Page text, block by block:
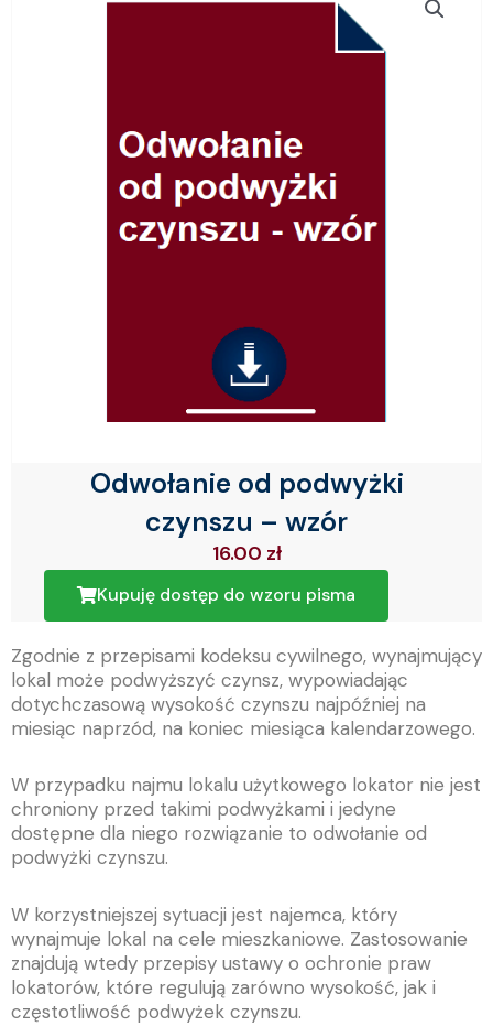
Odwołanie od podwyżki
czynszu – wzór
16.00 zł
Kupuję dostęp do wzoru pisma
Zgodnie z przepisami kodeksu cywilnego, wynajmujący
lokal może podwyższyć czynsz, wypowiadając
dotychczasową wysokość czynszu najpóźniej na
miesiąc naprzód, na koniec miesiąca kalendarzowego.
W przypadku najmu lokalu użytkowego lokator nie jest
chroniony przed takimi podwyżkami i jedyne
dostępne dla niego rozwiązanie to odwołanie od
podwyżki czynszu.
W korzystniejszej sytuacji jest najemca, który
wynajmuje lokal na cele mieszkaniowe. Zastosowanie
znajdują wtedy przepisy ustawy o ochronie praw
lokatorów, które regulują zarówno wysokość, jak i
częstotliwość podwyżek czynszu.